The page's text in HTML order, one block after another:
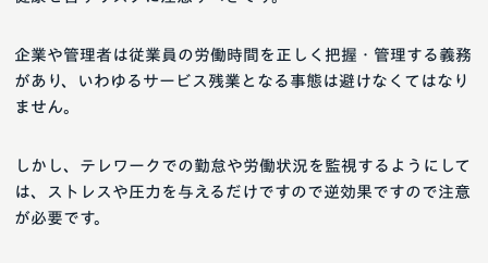
企業や管理者は従業員の労働時間を正しく把握・管理する義務
があり、いわゆるサービス残業となる事態は避けなくてはなり
ません。
しかし、テレワークでの勤怠や労働状況を監視するようにして
は、ストレスや圧力を与えるだけですので逆効果ですので注意
が必要です。